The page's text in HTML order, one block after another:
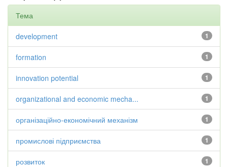
Тема
1
development
1
formation
1
innovation potential
1
organizational and economic mecha...
1
організаційно-економічний механізм
1
промислові підприємства
1
розвиток